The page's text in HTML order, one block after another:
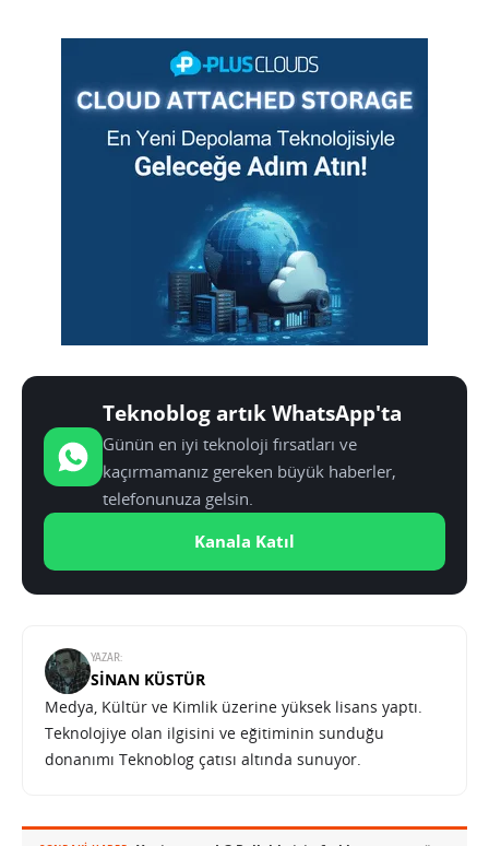
Teknoblog artık WhatsApp'ta
Günün en iyi teknoloji fırsatları ve
kaçırmamanız gereken büyük haberler,
telefonunuza gelsin.
Kanala Katıl
YAZAR:
SINAN KÜSTÜR
Medya, Kültür ve Kimlik üzerine yüksek lisans yaptı.
Teknolojiye olan ilgisini ve eğitiminin sunduğu
donanımı Teknoblog çatısı altında sunuyor.